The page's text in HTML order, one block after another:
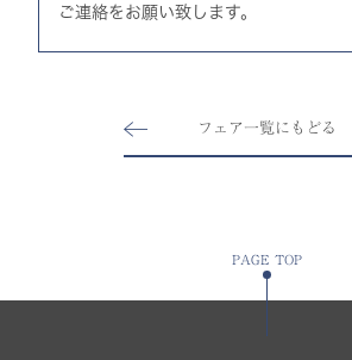
ご連絡をお願い致します。
フェア一覧にもどる
PAGE TOP